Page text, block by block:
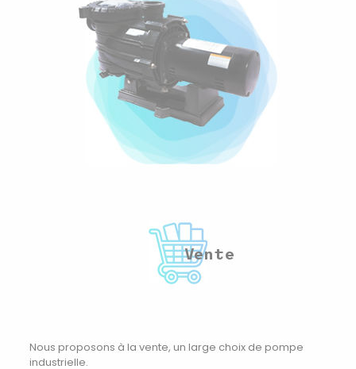
Vente
Nous proposons à la vente, un large choix de pompe
industrielle.